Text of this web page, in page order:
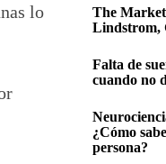
lo
The
Lindstrom,
Falta de
cuando no
¿Cómo
persona?